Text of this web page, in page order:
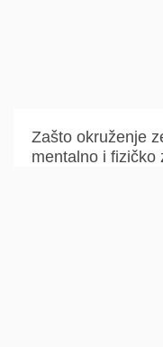
Zašto okruženje
mentalno i fizičko